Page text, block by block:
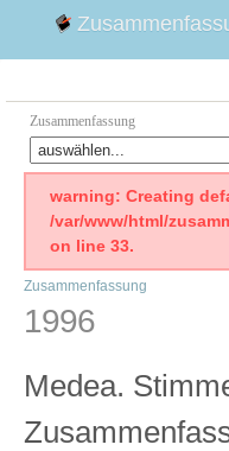
Zusammenfassung
Faust
Willhelm Tell
Emilia Galotti
1. Weltkrieg Zusammenfassung
Weimarer Republik
Die Räuber
warning: Creating
/var/www/html/
on line 33.
Zusammenfassung
1996
Medea.